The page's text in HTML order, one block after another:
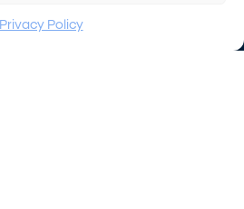
Privacy Policy